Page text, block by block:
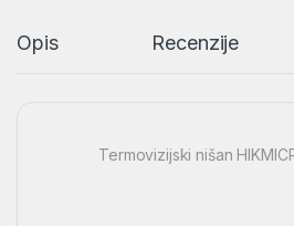
Opis Recenzije
Termovizijski nišan